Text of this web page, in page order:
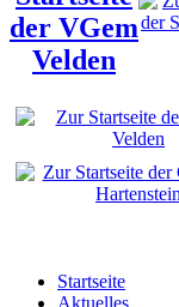
Startseite
Aktuelles